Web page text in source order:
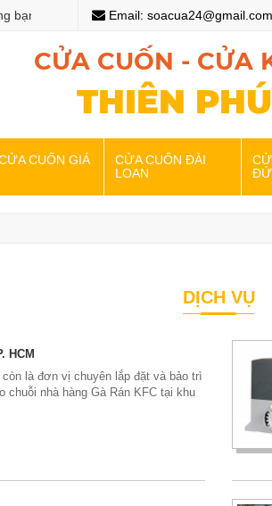
đến với website của chúng tôiEmail: soacua24@gmail.com
CỬA CUỐN - CỬA
THIÊN PHÚ
CUỐN GIÁ
CỬA CUỐN ĐÀI
LOAN
DỊCH VỤ
HCM
là đơn vị chuyên lắp đặt và bảo trì
chuỗi nhà hàng Gà Rán KFC tại khu